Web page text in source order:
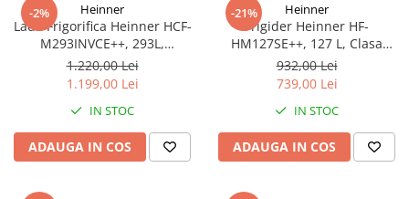
-2% Heinner
Lada Frigorifica Heinner HCF-
M293INVCE++, 293L,
Convertibila
Frigider/Congelator,
Compresor Inverter, Clasa
Energetica E, 2 Cosuri, Lumina
LED, Alb
1.220,00 Lei
1.199,00 Lei
IN STOC
ADAUGA IN COS
-21% Heinner
Frigider Heinner HF-
HM127SE++, 127 L, Clasa
energetică E, Dezghețare
automată, Control mecanic cu
termostat ajustabil, Ușă
reversibilă, LED, Argintiu
932,00 Lei
739,00 Lei
IN STOC
ADAUGA IN COS